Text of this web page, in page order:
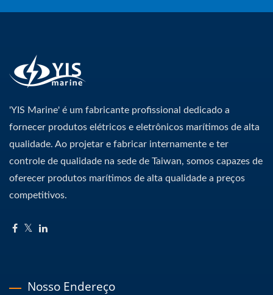
'YIS Marine' é um fabricante profissional dedicado a
fornecer produtos elétricos e eletrônicos marítimos de alta
qualidade. Ao projetar e fabricar internamente e ter
controle de qualidade na sede de Taiwan, somos capazes de
oferecer produtos marítimos de alta qualidade a preços
competitivos.
Nosso Endereço